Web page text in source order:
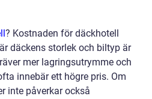
? Kostnaden för däckhotell
däckens storlek och biltyp är
mer lagringsutrymme och
innebär ett högre pris. Om
inte påverkar också